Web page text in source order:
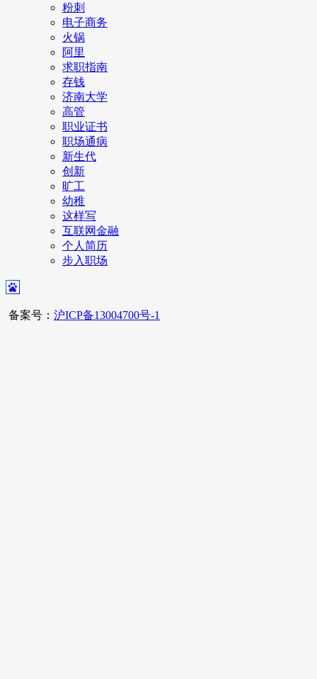
粉刺
电子商务
火锅
阿里
求职指南
存钱
济南大学
高管
职业证书
职场通病
新生代
创新
旷工
幼稚
这样写
互联网金融
个人简历
步入职场
备案号： 沪ICP备13004700号-1